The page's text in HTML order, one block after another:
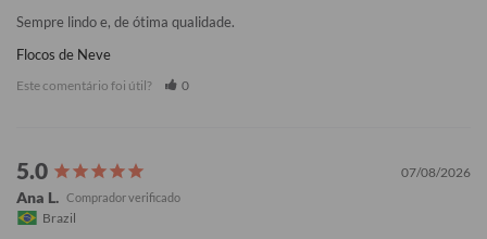
Sempre lindo e, de ótima qualidade.
Flocos de Neve
Este comentário foi útil? 0
07/08/2026
Ana L.
Brazil